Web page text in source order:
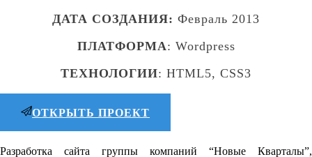
ДАТА СОЗДАНИЯ: Февраль 2013
ПЛАТФОРМА: Wordpress
ТЕХНОЛОГИИ: HTML5, CSS3
ОТКРЫТЬ ПРОЕКТ
Разработка сайта группы компаний “Новые Кварталы”,